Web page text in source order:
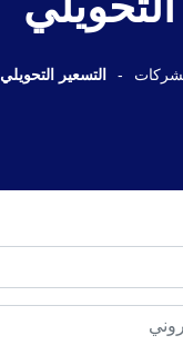
- التسعير التحويلي